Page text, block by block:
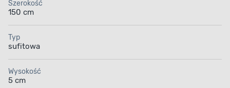
Szerokość
150 cm
Typ
sufitowa
Wysokość
5 cm